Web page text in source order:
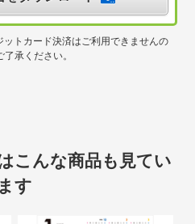
トカード決済はご利用できませんの
承ください。
こんな商品も見てい
ます